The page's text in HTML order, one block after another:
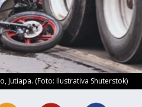
Jutiapa. (Foto: Ilustrativa Shuterstok)